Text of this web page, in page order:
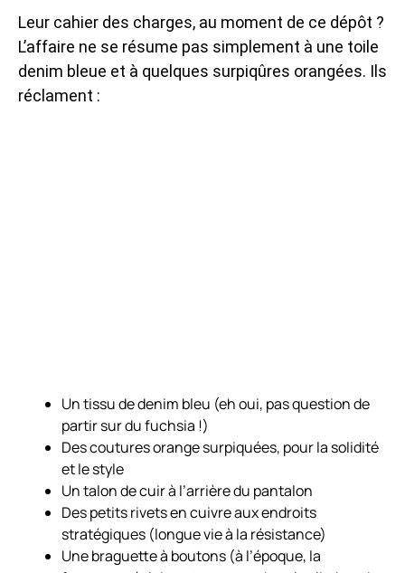
Leur cahier des charges, au moment de ce dépôt ?
L’affaire ne se résume pas simplement à une toile
denim bleue et à quelques surpiqûres orangées. Ils
réclament :
Un tissu de denim bleu (eh oui, pas question de
partir sur du fuchsia !)
Des coutures orange surpiquées, pour la solidité
et le style
Un talon de cuir à l’arrière du pantalon
Des petits rivets en cuivre aux endroits
stratégiques (longue vie à la résistance)
Une braguette à boutons (à l’époque, la